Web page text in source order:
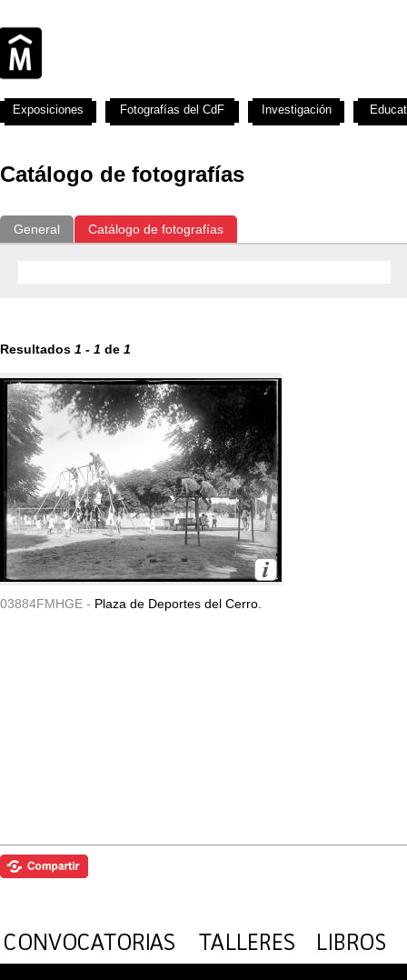
Catálogo de fotografías
General Catálogo de fotografías
Resultados 1 - 1 de 1
03884FMHGE - Plaza de Deportes del Cerro.
Exposiciones Fotografías del CdF Investigación